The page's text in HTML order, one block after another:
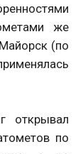
же
(по
открывал
по